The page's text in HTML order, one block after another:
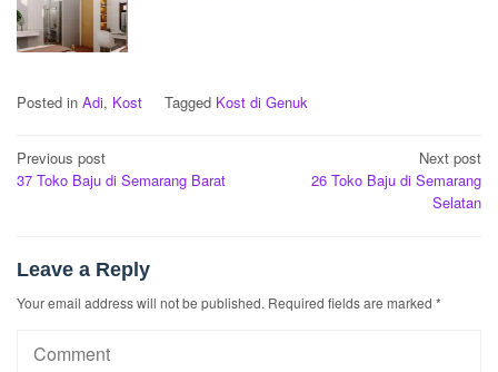
Posted in Adi, Kost Tagged Kost di Genuk
Post
navigation
Previous post
37 Toko Baju di Semarang Barat
Next post
26 Toko Baju di Semarang
Selatan
Leave a Reply
Your email address will not be published. Required fields are marked *